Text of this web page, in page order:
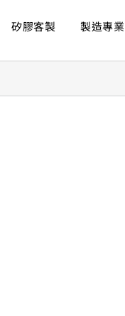
矽膠客製 製造專業